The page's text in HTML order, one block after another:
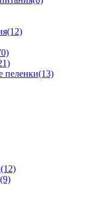
(12)
пеленки(13)
(12)
(9)